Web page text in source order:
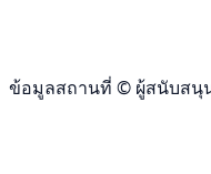
ข้อมูลสถานที่ © ผู้สนับสนุ